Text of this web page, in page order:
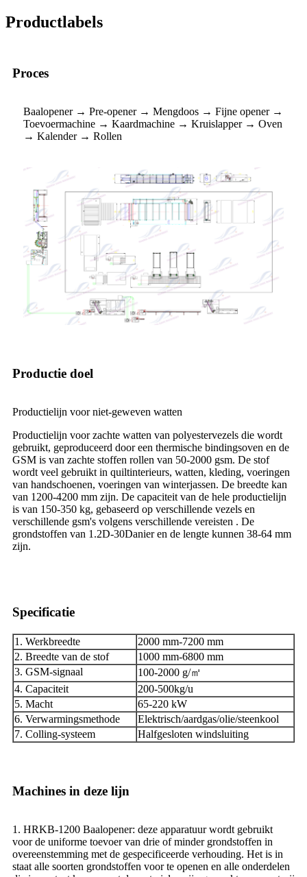
Productlabels
Proces
Baalopener → Pre-opener → Mengdoos → Fijne opener →
Toevoermachine → Kaardmachine → Kruislapper → Oven
→ Kalender → Rollen
Productie doel
Productielijn voor niet-geweven watten
Productielijn voor zachte watten van polyestervezels die wordt
gebruikt, geproduceerd door een thermische bindingsoven en de
GSM is van zachte stoffen rollen van 50-2000 gsm. De stof
wordt veel gebruikt in quiltinterieurs, watten, kleding, voeringen
van handschoenen, voeringen van winterjassen. De breedte kan
van 1200-4200 mm zijn. De capaciteit van de hele productielijn
is van 150-350 kg, gebaseerd op verschillende vezels en
verschillende gsm's volgens verschillende vereisten . De
grondstoffen van 1.2D-30Danier en de lengte kunnen 38-64 mm
zijn.
Specificatie
1. Werkbreedte
2000 mm-7200 mm
2. Breedte van de stof
1000 mm-6800 mm
3. GSM-signaal
100-2000 g/㎡
4. Capaciteit
200-500kg/u
5. Macht
65-220 kW
6. Verwarmingsmethode
Elektrisch/aardgas/olie/steenkool
7. Colling-systeem
Halfgesloten windsluiting
Machines in deze lijn
1. HRKB-1200 Baalopener: deze apparatuur wordt gebruikt
voor de uniforme toevoer van drie of minder grondstoffen in
overeenstemming met de gespecificeerde verhouding. Het is in
staat alle soorten grondstoffen voor te openen en alle onderdelen